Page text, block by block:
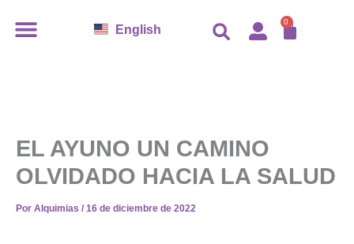
English 0
EL AYUNO UN CAMINO
OLVIDADO HACIA LA SALUD
Por Alquimias / 16 de diciembre de 2022